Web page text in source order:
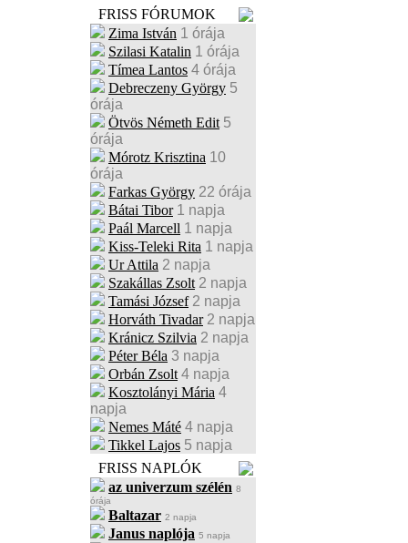
FRISS FÓRUMOK
Zima István 1 órája
Szilasi Katalin 1 órája
Tímea Lantos 4 órája
Debreczeny György 5
órája
Ötvös Németh Edit 5
órája
Mórotz Krisztina 10
órája
Farkas György 22 órája
Bátai Tibor 1 napja
Paál Marcell 1 napja
Kiss-Teleki Rita 1 napja
Ur Attila 2 napja
Szakállas Zsolt 2 napja
Tamási József 2 napja
Horváth Tivadar 2 napja
Kránicz Szilvia 2 napja
Péter Béla 3 napja
Orbán Zsolt 4 napja
Kosztolányi Mária 4
napja
Nemes Máté 4 napja
Tikkel Lajos 5 napja
FRISS NAPLÓK
az univerzum szélén 8
órája
Baltazar 2 napja
Janus naplója 5 napja